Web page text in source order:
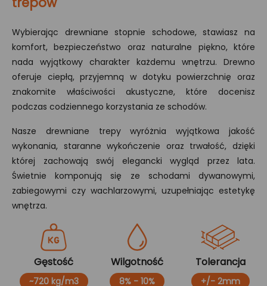
Wybierając drewniane stopnie schodowe, stawiasz na
komfort, bezpieczeństwo oraz naturalne piękno, które
nada wyjątkowy charakter każdemu wnętrzu. Drewno
oferuje ciepłą, przyjemną w dotyku powierzchnię oraz
znakomite właściwości akustyczne, które docenisz
podczas codziennego korzystania ze schodów.
Nasze drewniane trepy wyróżnia wyjątkowa jakość
wykonania, staranne wykończenie oraz trwałość, dzięki
której zachowają swój elegancki wygląd przez lata.
Świetnie komponują się ze schodami dywanowymi,
zabiegowymi czy wachlarzowymi, uzupełniając estetykę
wnętrza.
Gęstość
~720 kg/m3
Wilgotność
8% - 10%
Tolerancja
+/- 2mm